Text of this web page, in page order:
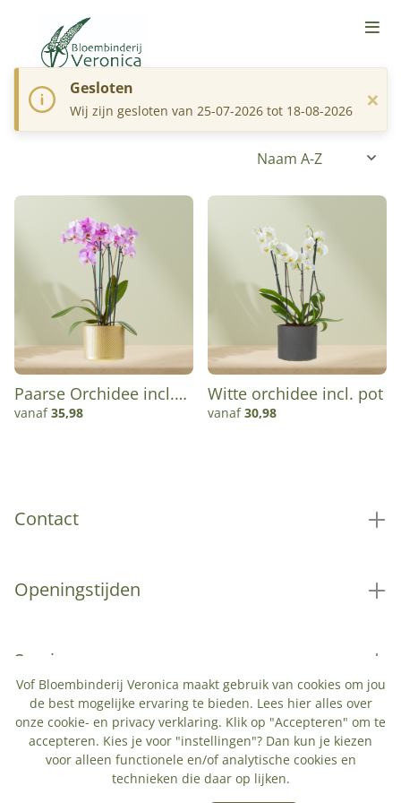
Paarse Orchidee incl.
pot
vanaf35,98
Witte orchidee incl. pot
vanaf30,98
Contact
Openingstijden
Service
Populaire categorieën
Gesloten
Wij zijn gesloten van 25-07-2026 tot 18-08-2026 ×
Vof Bloembinderij Veronica maakt gebruik van cookies om jou
de best mogelijke ervaring te bieden. Lees hieralles over
onze cookie- en privacy verklaring. Klik op "Accepteren" om te
accepteren. Kies je voor "instellingen"? Dan kun je kiezen
voor alleen functionele en/of analytische cookies en
technieken die daar op lijken.